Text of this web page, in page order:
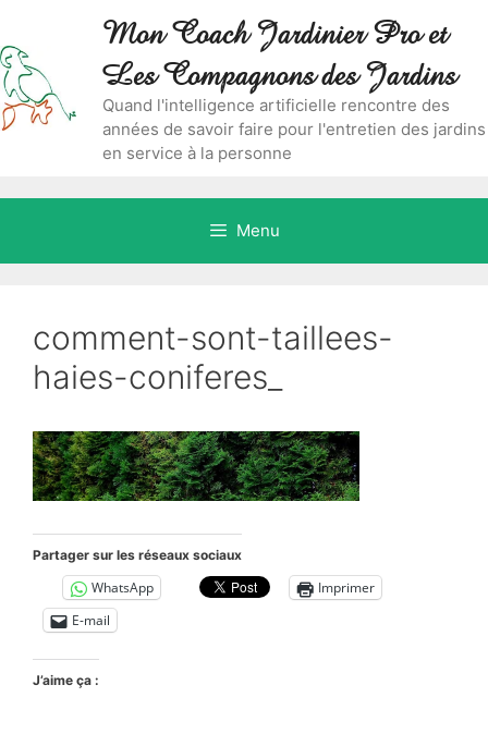
contenu
content
Mon Coach Jardinier Pro et
Les Compagnons des Jardins
Quand l'intelligence artificielle rencontre des
années de savoir faire pour l'entretien des jardins
en service à la personne
Menu
comment-sont-taillees-
haies-coniferes_
Partager sur les réseaux sociaux
WhatsApp
Imprimer
E-mail
J’aime ça :